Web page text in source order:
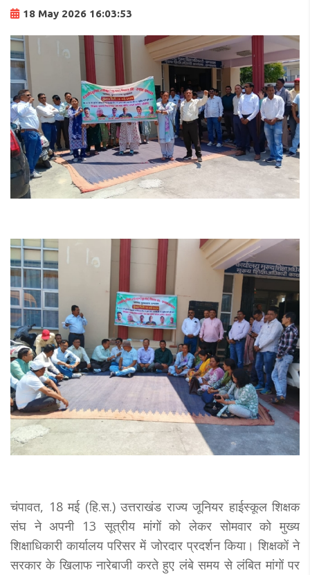
18 May 2026 16:03:53
चंपावत, 18 मई (हि.स.) उत्तराखंड राज्य जूनियर हाईस्कूल शिक्षक
संघ ने अपनी 13 सूत्रीय मांगों को लेकर सोमवार को मुख्य
शिक्षाधिकारी कार्यालय परिसर में जोरदार प्रदर्शन किया। शिक्षकों ने
सरकार के खिलाफ नारेबाजी करते हुए लंबे समय से लंबित मांगों पर